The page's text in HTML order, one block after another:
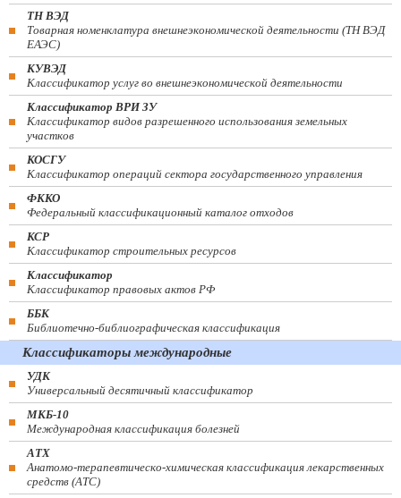
ТН ВЭД
Товарная номенклатура внешнеэкономической деятельности (ТН ВЭД
ЕАЭС)
КУВЭД
Классификатор услуг во внешнеэкономической деятельности
Классификатор ВРИ ЗУ
Классификатор видов разрешенного использования земельных
участков
КОСГУ
Классификатор операций сектора государственного управления
ФККО
Федеральный классификационный каталог отходов
КСР
Классификатор строительных ресурсов
Классификатор
Классификатор правовых актов РФ
ББК
Библиотечно-библиографическая классификация
Классификаторы международные
УДК
Универсальный десятичный классификатор
МКБ-10
Международная классификация болезней
АТХ
Анатомо-терапевтическо-химическая классификация лекарственных
средств (ATC)